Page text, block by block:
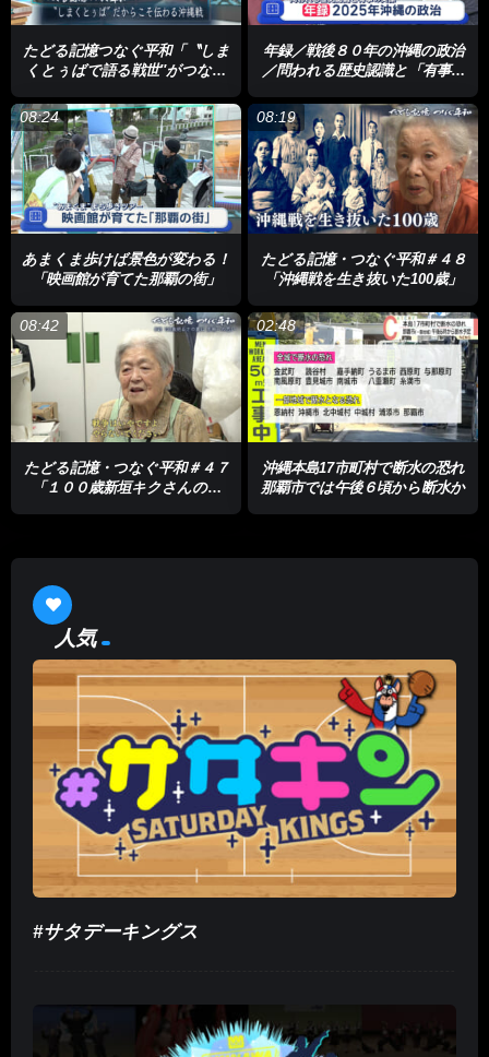
あとで見る0
たどる記憶つなぐ平和「〝しま
くとぅばで語る戦世″がつない
年録／戦後８０年の沖縄の政治
／問われる歴史認識と「有事」
08:24
あまくま歩けば景色が変わる！
「映画館が育てた那覇の街」
08:19
たどる記憶・つなぐ平和＃４８
「沖縄戦を生き抜いた100歳」
08:42
たどる記憶・つなぐ平和＃４７
「１００歳新垣キクさんの記
02:48
沖縄本島17市町村で断水の恐れ
那覇市では午後６頃から断水か
人気
#サタデーキングス